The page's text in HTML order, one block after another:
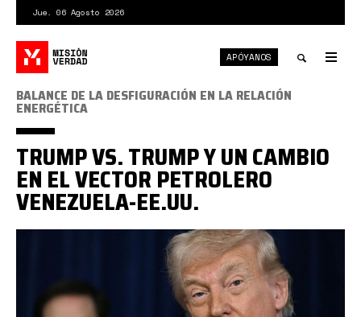
contenido
principal
Jue. 06 Agosto 2026
APÓYANOS
BALANCE DE LA DESFIGURACIÓN EN LA RELACIÓN
ENERGÉTICA
TRUMP VS. TRUMP Y UN CAMBIO
EN EL VECTOR PETROLERO
VENEZUELA-EE.UU.